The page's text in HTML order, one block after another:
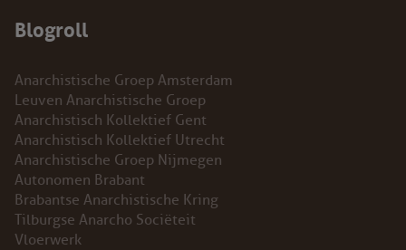
BLUESKY
ENGLISH
ABOUT THE VRIJE BOND
PRINCIPLES
BECOME A MEMBER
Blogroll
Anarchistische Groep Amsterdam
Leuven Anarchistische Groep
Anarchistisch Kollektief Gent
Anarchistisch Kollektief Utrecht
Anarchistische Groep Nijmegen
Autonomen Brabant
Brabantse Anarchistische Kring
Tilburgse Anarcho Sociëteit
Vloerwerk